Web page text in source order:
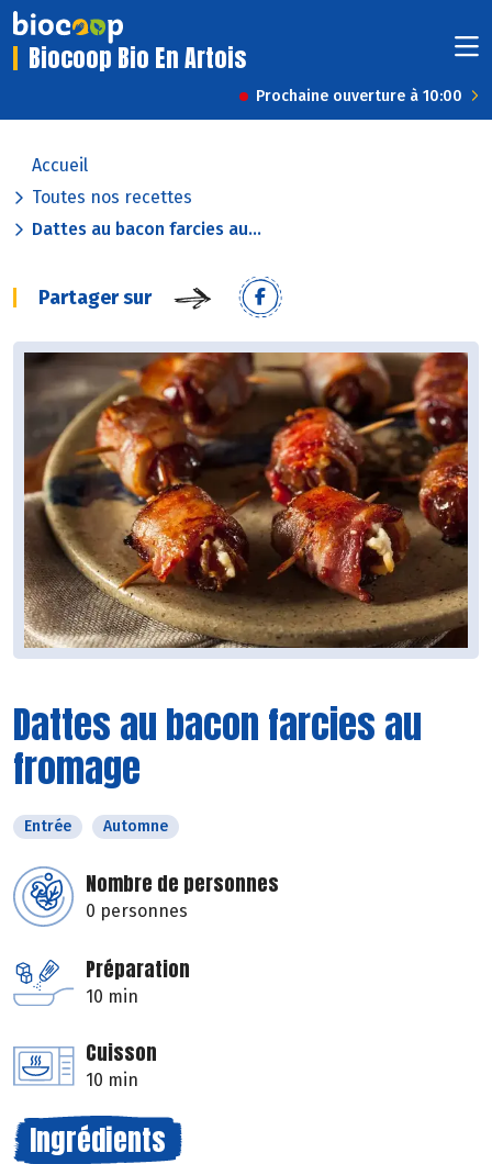
Biocoop Bio En Artois
Prochaine ouverture à 10:00
Accueil
Toutes nos recettes
Dattes au bacon farcies au...
Partager sur
Dattes au bacon farcies au
fromage
Entrée Automne
Nombre de personnes
0 personnes
Préparation
10 min
Cuisson
10 min
Ingrédients